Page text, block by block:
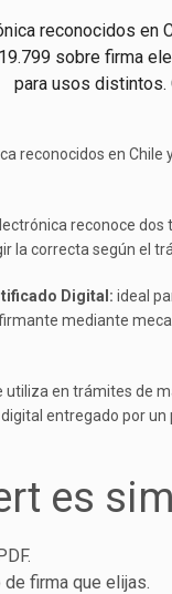
reconocidos en
sobre firma
para usos distintos.
reconocidos en
reconoce
la correcta según el
Digital: ideal
mediante
utiliza en trámites de
entregado por
es
firma que elijas.